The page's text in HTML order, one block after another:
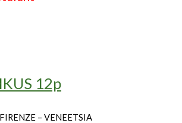
12p
– VENEETSIA